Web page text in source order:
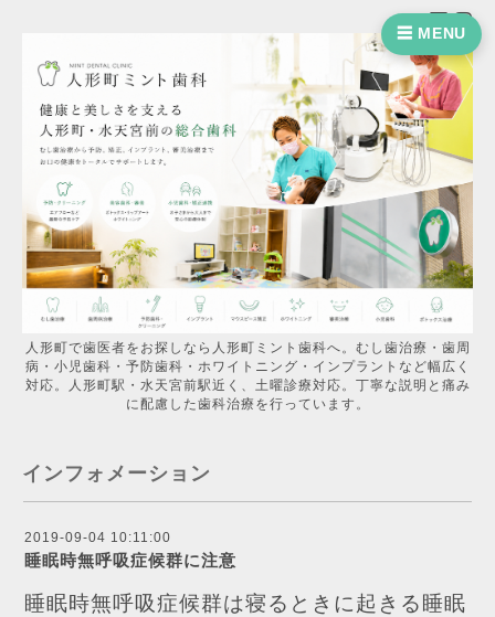
☰ MENU
人形町で歯医者をお探しなら人形町ミント歯科へ。むし歯治療・歯周
病・小児歯科・予防歯科・ホワイトニング・インプラントなど幅広く
対応。人形町駅・水天宮前駅近く、土曜診療対応。丁寧な説明と痛み
に配慮した歯科治療を行っています。
インフォメーション
2019-09-04 10:11:00
睡眠時無呼吸症候群に注意
睡眠時無呼吸症候群は寝るときに起きる睡眠